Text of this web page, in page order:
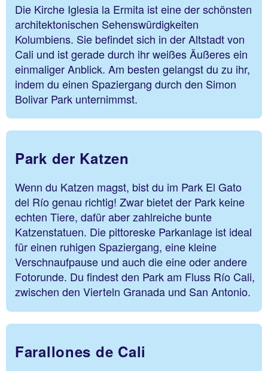
Die Kirche Iglesia la Ermita ist eine der schönsten
architektonischen Sehenswürdigkeiten
Kolumbiens. Sie befindet sich in der Altstadt von
Cali und ist gerade durch ihr weißes Äußeres ein
einmaliger Anblick. Am besten gelangst du zu ihr,
indem du einen Spaziergang durch den Simon
Bolivar Park unternimmst.
Park der Katzen
Wenn du Katzen magst, bist du im Park El Gato
del Río genau richtig! Zwar bietet der Park keine
echten Tiere, dafür aber zahlreiche bunte
Katzenstatuen. Die pittoreske Parkanlage ist ideal
für einen ruhigen Spaziergang, eine kleine
Verschnaufpause und auch die eine oder andere
Fotorunde. Du findest den Park am Fluss Río Cali,
zwischen den Vierteln Granada und San Antonio.
Farallones de Cali